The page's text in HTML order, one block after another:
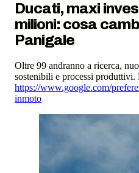
Ducati, maxi
milioni: cosa
Panigale
Oltre 99 andranno a ricerca,
sostenibili e processi produttivi.
https://www.google.com/
inmoto